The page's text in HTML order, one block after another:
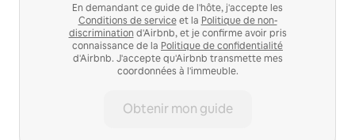
En demandant ce guide de l'hôte, j'accepte les
Conditions de serviceet la Politique de non-
discrimination d'Airbnb, et je confirme avoir pris
connaissance de la Politique de confidentialité
d'Airbnb. J'accepte qu'Airbnb transmette mes
coordonnées à l'immeuble.
Obtenir mon guide